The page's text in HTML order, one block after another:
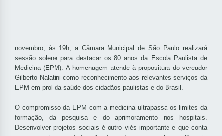
novembro, às 19h, a Câmara Municipal de São Paulo realizará
sessão solene para destacar os 80 anos da Escola Paulista de
Medicina (EPM). A homenagem atende à propositura do vereador
Gilberto Nalatini como reconhecimento aos relevantes serviços da
EPM em prol da saúde dos cidadãos paulistas e do Brasil.
O compromisso da EPM com a medicina ultrapassa os limites da
formação, da pesquisa e do aprimoramento nos hospitais.
Desenvolver projetos sociais é outro viés importante e que conta